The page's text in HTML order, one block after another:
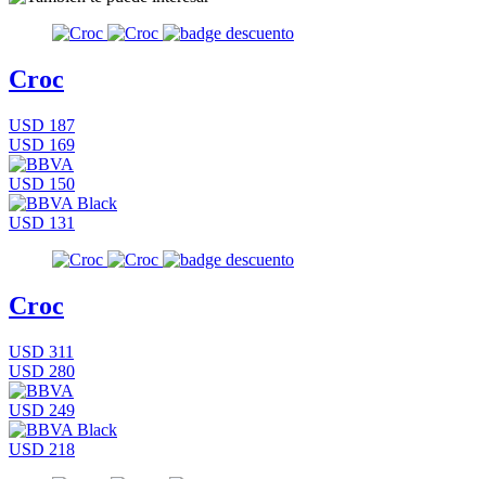
Croc
USD 187
USD 169
USD 150
USD 131
Croc
USD 311
USD 280
USD 249
USD 218